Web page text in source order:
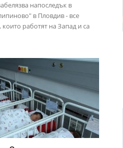
напоследък в
в Пловдив - все
работят на Запад и са